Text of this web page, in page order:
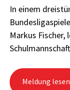
In einem
Markus
Meldung lesen